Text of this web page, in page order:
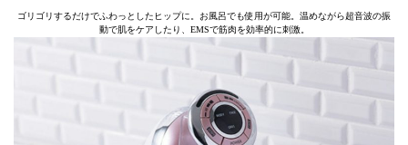
ゴリゴリするだけでふわっとしたヒップに。お風呂でも使用が可能。温めながら超音波の振
動で肌をケアしたり、EMSで筋肉を効率的に刺激。